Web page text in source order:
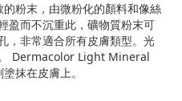
粉末，由微粉化的顏料和像絲
盈而不沉重此，礦物質粉末可
，非常適合所有皮膚類型。光
Dermacolor Light Mineral
抹在皮膚上。